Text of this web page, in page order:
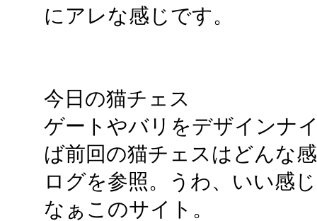
にアレな感じです。
今日の猫チェス
ゲートやバリをデザインナ
ば前回の猫チェスはどんな
ログを参照。うわ、いい感
なぁこのサイト。